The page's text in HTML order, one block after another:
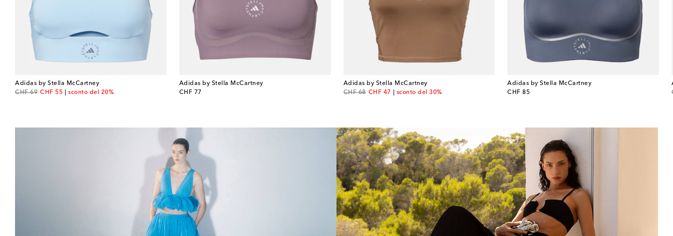
Adidas by Stella McCartney
CHF 69
original price
CHF 55
discount pricesconto del 20%
Adidas by Stella McCartney
CHF 77
original price
Adidas by Stella McCartney
CHF 68
original price
CHF 47
discount pricesconto del 30%
Adidas by Stella McCartney
CHF 85
original price